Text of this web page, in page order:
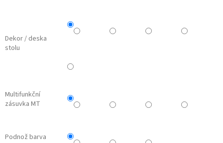
Dekor / deska
stolu
Multifunkční
zásuvka MT
Podnož barva